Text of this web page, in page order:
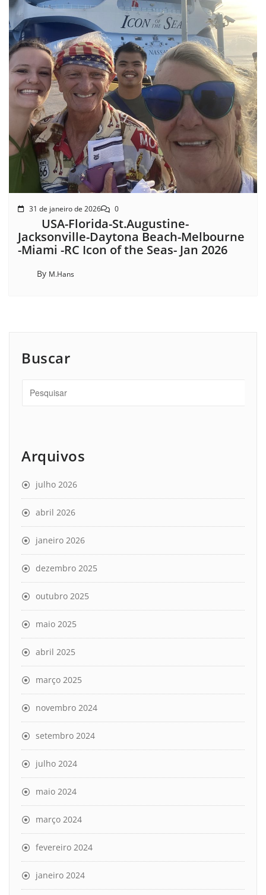
31 de janeiro de 2026 0
USA-Florida-St.Augustine-
Jacksonville-Daytona Beach-Melbourne
-Miami -RC Icon of the Seas- Jan 2026
By M.Hans
Buscar
Arquivos
julho 2026
abril 2026
janeiro 2026
dezembro 2025
outubro 2025
maio 2025
abril 2025
março 2025
novembro 2024
setembro 2024
julho 2024
maio 2024
março 2024
fevereiro 2024
janeiro 2024